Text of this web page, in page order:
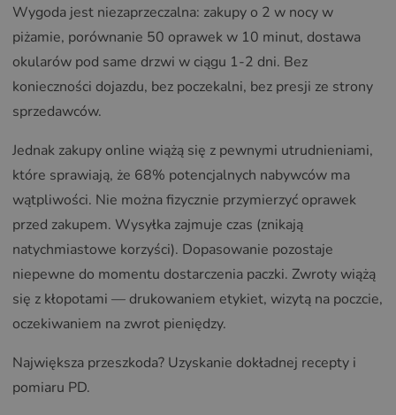
Wygoda jest niezaprzeczalna: zakupy o 2 w nocy w
piżamie, porównanie 50 oprawek w 10 minut, dostawa
okularów pod same drzwi w ciągu 1-2 dni. Bez
konieczności dojazdu, bez poczekalni, bez presji ze strony
sprzedawców.
Jednak zakupy online wiążą się z pewnymi utrudnieniami,
które sprawiają, że 68% potencjalnych nabywców ma
wątpliwości. Nie można fizycznie przymierzyć oprawek
przed zakupem. Wysyłka zajmuje czas (znikają
natychmiastowe korzyści). Dopasowanie pozostaje
niepewne do momentu dostarczenia paczki. Zwroty wiążą
się z kłopotami — drukowaniem etykiet, wizytą na poczcie,
oczekiwaniem na zwrot pieniędzy.
Największa przeszkoda? Uzyskanie dokładnej recepty i
pomiaru PD.